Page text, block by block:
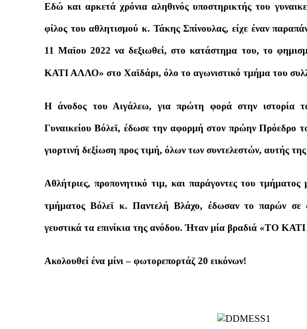
Εδώ και αρκετά χρόνια αληθινός υποστηρικτής του
φίλος του αθλητισμού κ. Τάκης Σπίνουλας, είχε έναν
11 Μαϊου 2022 να δεξιωθεί, στο κατάστημα του, το
ΚΑΤΙ ΑΛΛΟ» στο Χαϊδάρι, όλο το αγωνιστικό τμήμα του
Η άνοδος του Αιγάλεω, για πρώτη φορά στην ιστορία
Γυναικείου Βόλεϊ, έδωσε την αφορμή στον πρώην Πρόεδρο
γιορτινή δεξίωση προς τιμή, όλων των συντελεστών, αυτής της
Αθλήτριες, προπονητικό τιμ, και παράγοντες του
τμήματος Βόλεϊ κ. Παντελή Βλάχο, έδωσαν το παρών σε
γευστικά τα επινίκια της ανόδου. Ήταν μία βραδιά «ΤΟ
Ακολουθεί ένα μίνι – φωτορεπορτάζ 20 εικόνων!